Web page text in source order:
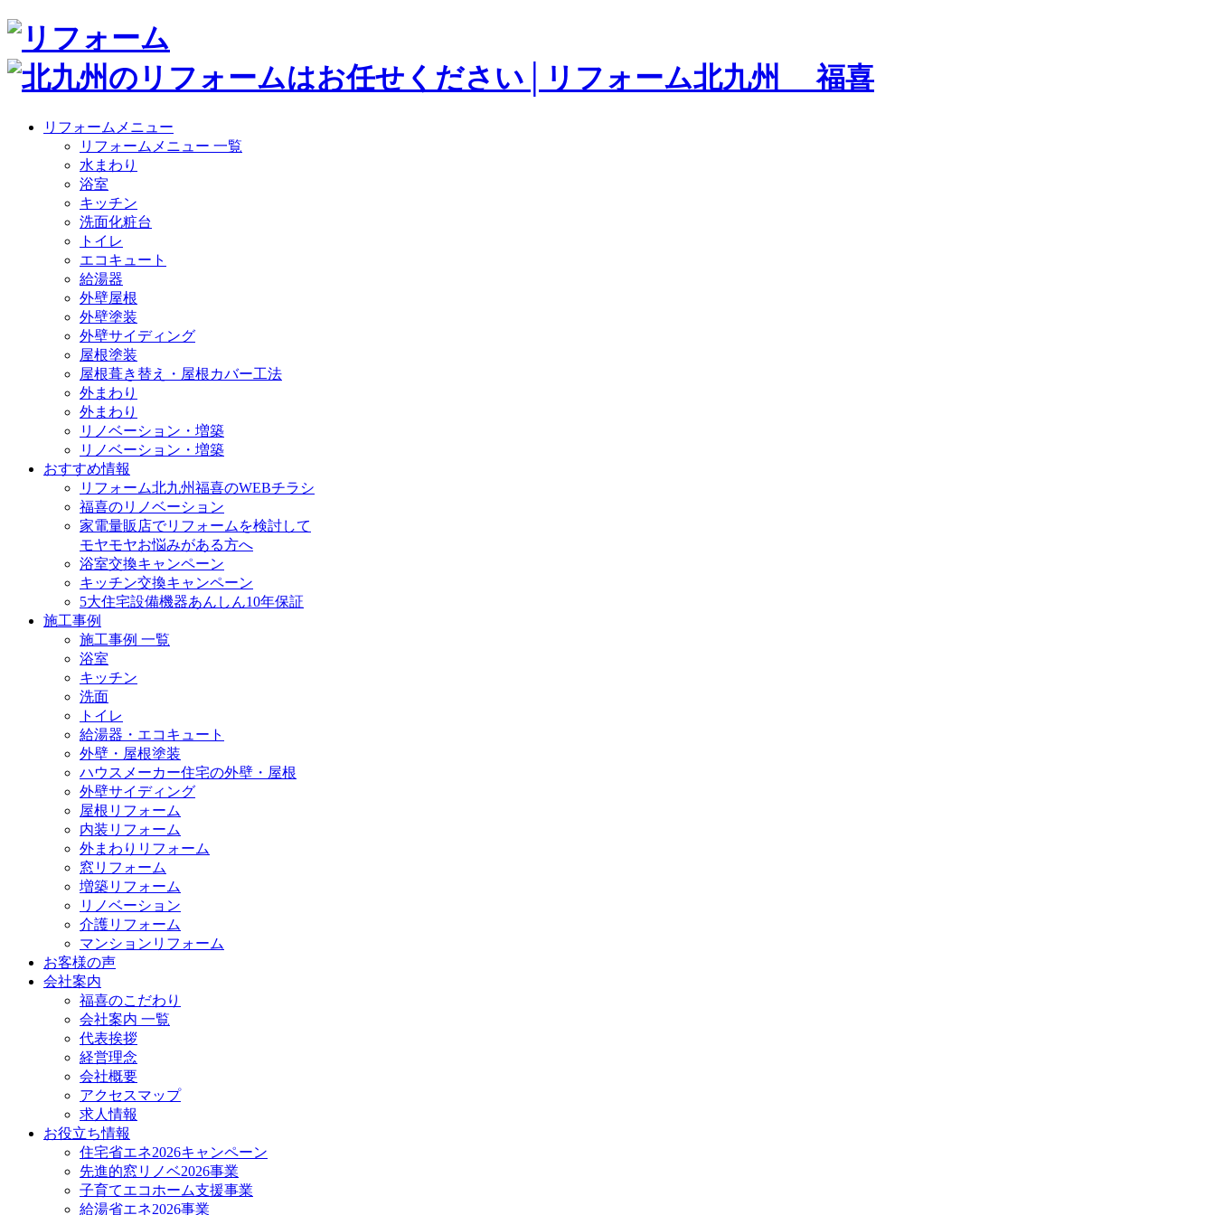
リフォームメニュー
リフォームメニュー 一覧
水まわり
浴室
キッチン
洗面化粧台
トイレ
エコキュート
給湯器
外壁屋根
外壁塗装
外壁サイディング
屋根塗装
屋根葺き替え・屋根カバー工法
外まわり
外まわり
リノベーション・増築
リノベーション・増築
おすすめ情報
リフォーム北九州福喜のWEBチラシ
福喜のリノベーション
家電量販店でリフォームを検討して
モヤモヤお悩みがある方へ
浴室交換キャンペーン
キッチン交換キャンペーン
5大住宅設備機器あんしん10年保証
施工事例
施工事例 一覧
浴室
キッチン
洗面
トイレ
給湯器・エコキュート
外壁・屋根塗装
ハウスメーカー住宅の外壁・屋根
外壁サイディング
屋根リフォーム
内装リフォーム
外まわりリフォーム
窓リフォーム
増築リフォーム
リノベーション
介護リフォーム
マンションリフォーム
お客様の声
会社案内
福喜のこだわり
会社案内 一覧
代表挨拶
経営理念
会社概要
アクセスマップ
求人情報
お役立ち情報
住宅省エネ2026キャンペーン
先進的窓リノベ2026事業
子育てエコホーム支援事業
給湯省エネ2026事業